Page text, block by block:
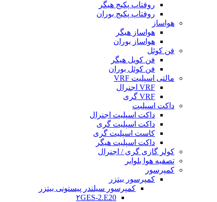
روفتاپ پکیج هیگر
روفتاپ پکیج بوران
هواساز
هواساز هیگر
هواساز بوران
فن کوئل
فن کویل هیگر
فن کوئل بوران
مالتی اسپلیت VRF
VRF اجنرال
VRF گری
داکت اسپلیت
داکت اسپلیت اجنرال
داکت اسپلیت گری
کاست اسپلیت گری
داکت اسپلیت هیگر
کولر گازی گری / اجنرال
تصفیه هوا بلوایر
کمپرسور
کمپرسور بیتزر
کمپرسور سیلندر پیستونی بیتزر
۲GES-2.E20